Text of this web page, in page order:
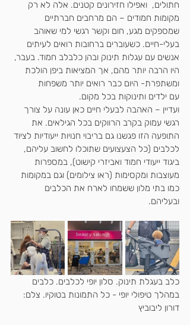
חתולים,  ואפילו חזירונים קטנים. אלה לא רק
מקומות חמודים – הם מרחבים חברתיים
שמספקים מגע, חום וקשר רגשי למי שאוהב
בעלי-חיים. כשעוברים ברחובות רואים לעיתים
אנשים עם עגלות תינוק ובהן כלבלב חמוד. בעבר,
היו הרבה יותר מהם, אך המציאות ביפן הולכת
ומשתפרת- היום כבר רואים יותר משפחות
עם ילדים ותינוקות בכל מקום.
ועדיין – האהבה לבעלי חיים כאן עונה על צורך
רגשי עמוק בקרב הרווקים בכל הגילאים. את
התופעה הזו פגשנו גם בריבוי חנויות ייעודיות לציוד
לכלבים (כל הצעצועים שתוכלו לחשוב עליהם,
ביגוד ייעודי חמוד ואביזרי קישוט), במספרות
מעוצבות ומקסימות (ראו צילומים) וגם במקומות
כמו בתי מלון ששמחו לארח את הכלבים
ובעליהם.
כלב בעגלת תינוק. סלון יופי לכלבים. כלבים
במהלך טיפולי יופי - כל התמונות בטוקיו. צלם:
דורון ליבוביץ